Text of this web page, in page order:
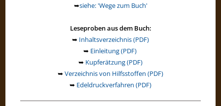
➥siehe: 'Wege zum Buch'
Leseproben aus dem Buch:
➥ Inhaltsverzeichnis (PDF)
➥ Einleitung (PDF)
➥ Kupferätzung (PDF)
➥ Verzeichnis von Hilfsstoffen (PDF)
➥ Edeldruckverfahren (PDF)